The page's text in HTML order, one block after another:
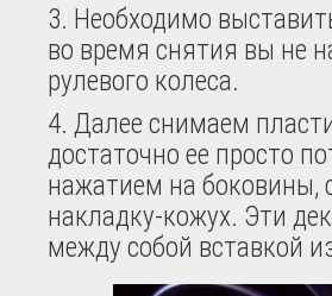
3. Необходимо
во время снятия вы не
рулевого колеса.
4. Далее снимаем
достаточно ее просто
нажатием на боковины,
накладку-кожух. Эти
между собой вставкой